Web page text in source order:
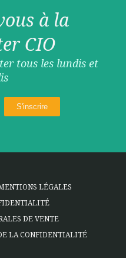
à la
CIO
tous les lundis et
LÉGALES
DE VENTE
LA CONFIDENTIALITÉ